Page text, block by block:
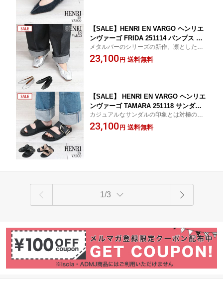
【SALE】HENRI EN VARGO ヘンリエ
ンヴァーゴ FRIDA 251114 パンプス ｜
スクエアトゥ メタルバー レザー フェミ
ニン ローヒール きれいめ トレンド 人
メタルバーのシリーズの新作。凛としたフ
ォルムに、華奢なバーをアクセントにした
様々なシーンに対応する1足です
23,100 円 送料無料
【SALE】 HENRI EN VARGO ヘンリエ
ンヴァーゴ TAMARA 251118 サンダル
｜ サテン バックル 光沢感 フェミニン
春 夏 履きやすい カジュアル きれいめ
カジュアルなサンダルの印象とは対極の、
光沢あるリッチなサテンを使用し、コーデ
ィネートの幅を広げた一足です。
23,100 円 送料無料
1/3